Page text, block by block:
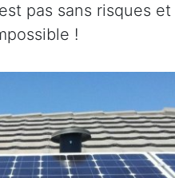
pas sans risques
!